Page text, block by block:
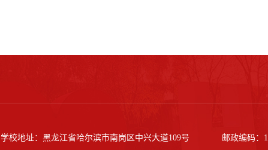
学校地址：黑龙江省哈尔滨市南岗区中兴大道109号 邮政编码：